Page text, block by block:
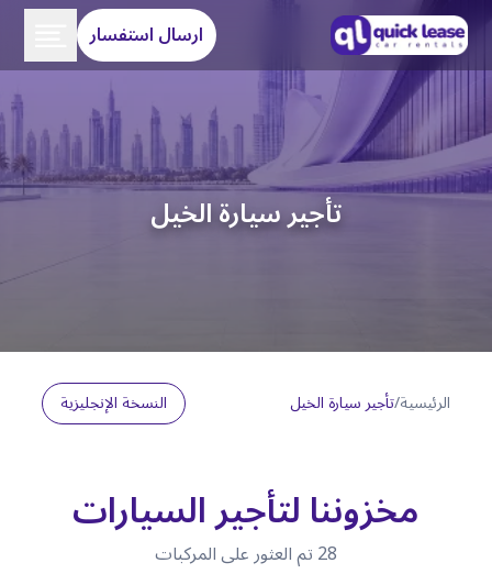
ارسال استفسار
تأجير سيارة الخيل
الرئيسية/تأجير سيارة الخيل النسخة الإنجليزية
مخزوننا لتأجير السيارات
28تم العثور على المركبات